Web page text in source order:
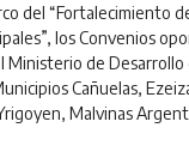
del “Fortalecimiento
los Convenios
Ministerio de Desarrollo
Cañuelas,
Malvinas